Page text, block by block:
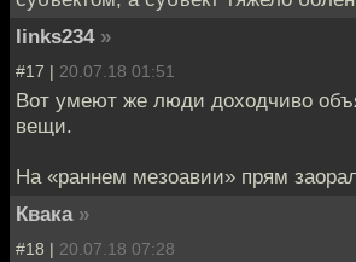
links234 »
#17 | 20.07.18 01:51
Вот умеют же люди доходчиво
вещи.
На «раннем мезоавии» прям
Квака »
#18 | 20.07.18 07:28